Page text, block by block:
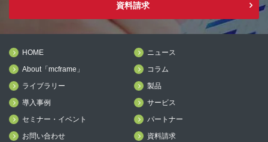
資料請求
HOME
ニュース
About「mcframe」
コラム
ライブラリー
製品
導入事例
サービス
セミナー・イベント
パートナー
お問い合わせ
資料請求